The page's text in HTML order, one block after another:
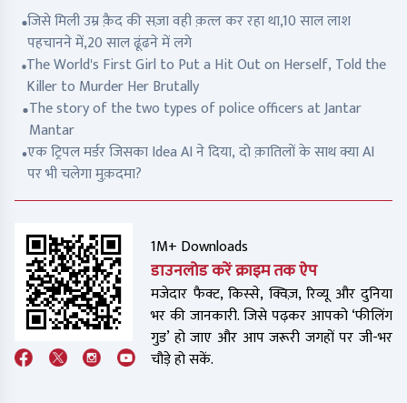
जिसे मिली उम्र क़ैद की सज़ा वही क़त्ल कर रहा था,10 साल लाश
पहचानने में,20 साल ढूंढने में लगे
The World's First Girl to Put a Hit Out on Herself, Told the
Killer to Murder Her Brutally
The story of the two types of police officers at Jantar
Mantar
एक ट्रिपल मर्डर जिसका Idea AI ने दिया, दो क़ातिलों के साथ क्या AI
पर भी चलेगा मुक़दमा?
1M+ Downloads
डाउनलोड करें क्राइम तक ऐप
मजेदार फैक्ट, किस्से, क्विज़, रिव्यू और दुनिया
भर की जानकारी. जिसे पढ़कर आपको ‘फीलिंग
गुड’ हो जाए और आप जरूरी जगहों पर जी-भर
चौड़े हो सकें.